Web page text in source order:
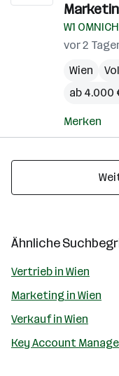
W1
vor 2
Wien
ab 4.000
Merken
Ähnliche
Vertrieb in Wien
Marketing in Wien
Verkauf in Wien
Key Account